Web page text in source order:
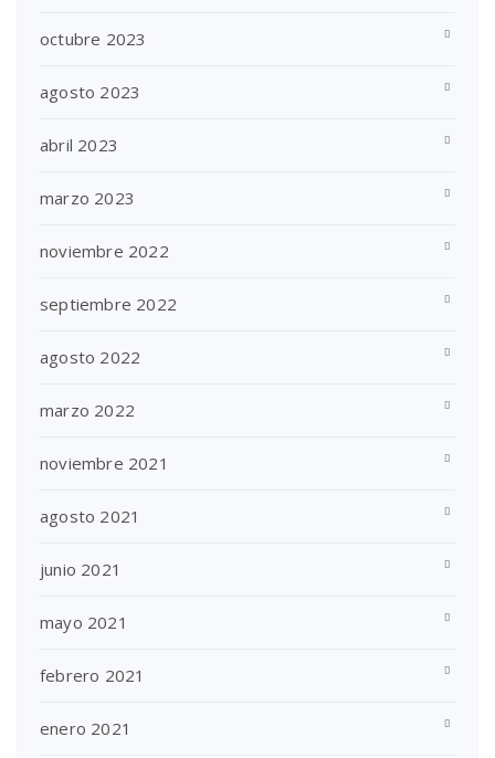
octubre 2023
agosto 2023
abril 2023
marzo 2023
noviembre 2022
septiembre 2022
agosto 2022
marzo 2022
noviembre 2021
agosto 2021
junio 2021
mayo 2021
febrero 2021
enero 2021